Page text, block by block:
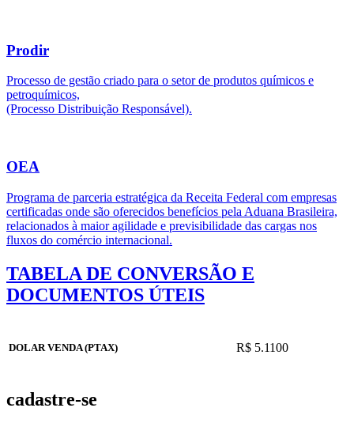
Prodir
Processo de gestão criado para o setor de produtos químicos e
petroquímicos,
(Processo Distribuição Responsável).
OEA
Programa de parceria estratégica da Receita Federal com empresas
certificadas onde são oferecidos benefícios pela Aduana Brasileira,
relacionados à maior agilidade e previsibilidade das cargas nos
fluxos do comércio internacional.
TABELA DE CONVERSÃO E
DOCUMENTOS ÚTEIS
DOLAR VENDA (PTAX) R$ 5.1100
cadastre-se